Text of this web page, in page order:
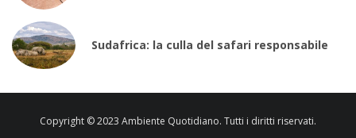
Sudafrica: la culla del safari responsabile
Copyright © 2023 Ambiente Quotidiano. Tutti i diritti riservati.